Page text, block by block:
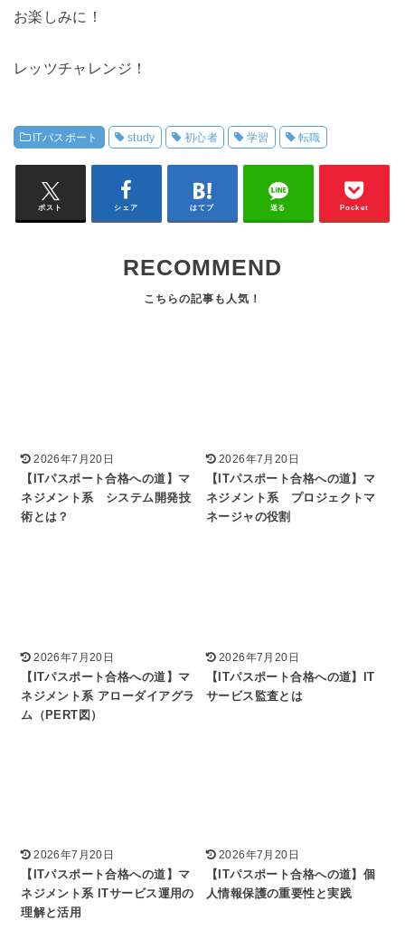
お楽しみに！
レッツチャレンジ！
ITパスポート study 初心者 学習 転職
ポスト シェア はてブ 送る Pocket
RECOMMEND
2026年7月20日
【ITパスポート合格への道】マ
ネジメント系 システム開発技
術とは？
2026年7月20日
【ITパスポート合格への道】マ
ネジメント系 プロジェクトマ
ネージャの役割
2026年7月20日
【ITパスポート合格への道】マ
ネジメント系 アローダイアグラ
ム（PERT図）
2026年7月20日
【ITパスポート合格への道】IT
サービス監査とは
2026年7月20日
【ITパスポート合格への道】マ
ネジメント系 ITサービス運用の
理解と活用
2026年7月20日
​【ITパスポート合格への道】個
人情報保護の重要性と実践